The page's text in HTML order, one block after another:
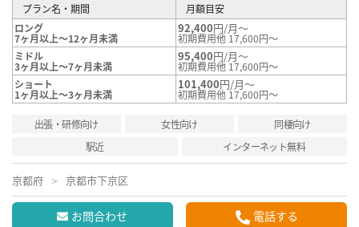
プラン名・期間
月額目安
ロング
7ヶ月以上～12ヶ月未満
92,400円/月～
初期費用他 17,600円～
ミドル
3ヶ月以上～7ヶ月未満
95,400円/月～
初期費用他 17,600円～
ショート
1ヶ月以上～3ヶ月未満
101,400円/月～
初期費用他 17,600円～
出張・研修向け 女性向け
同棲向け
駅近
インターネット無料
京都府 京都市下京区
お問合わせ 電話する